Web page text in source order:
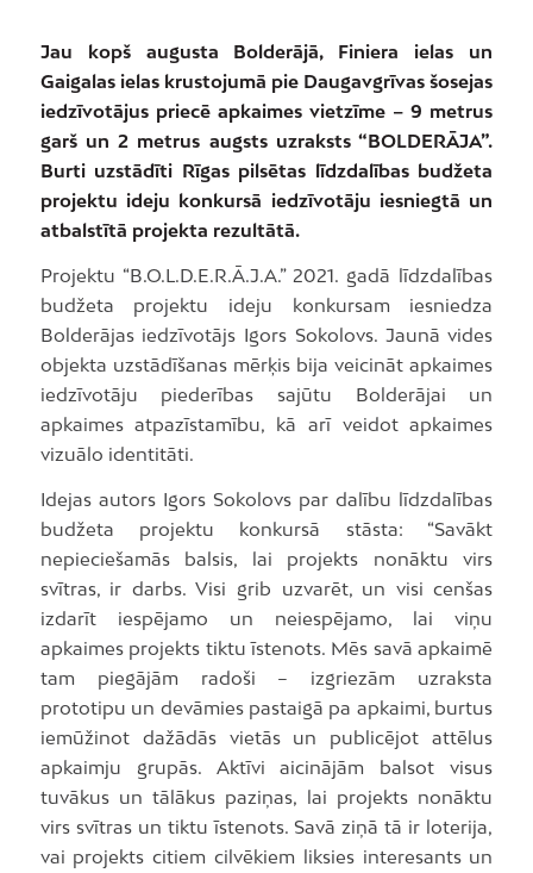
Jau kopš augusta Bolderājā, Finiera ielas un
Gaigalas ielas krustojumā pie Daugavgrīvas šosejas
iedzīvotājus priecē apkaimes vietzīme – 9 metrus
garš un 2 metrus augsts uzraksts “BOLDERĀJA”.
Burti uzstādīti Rīgas pilsētas līdzdalības budžeta
projektu ideju konkursā iedzīvotāju iesniegtā un
atbalstītā projekta rezultātā.
Projektu “B.O.L.D.E.R.Ā.J.A.” 2021. gadā līdzdalības
budžeta projektu ideju konkursam iesniedza
Bolderājas iedzīvotājs Igors Sokolovs. Jaunā vides
objekta uzstādīšanas mērķis bija veicināt apkaimes
iedzīvotāju piederības sajūtu Bolderājai un
apkaimes atpazīstamību, kā arī veidot apkaimes
vizuālo identitāti.
Idejas autors Igors Sokolovs par dalību līdzdalības
budžeta projektu konkursā stāsta: “Savākt
nepieciešamās balsis, lai projekts nonāktu virs
svītras, ir darbs. Visi grib uzvarēt, un visi cenšas
izdarīt iespējamo un neiespējamo, lai viņu
apkaimes projekts tiktu īstenots. Mēs savā apkaimē
tam piegājām radoši – izgriezām uzraksta
prototipu un devāmies pastaigā pa apkaimi, burtus
iemūžinot dažādās vietās un publicējot attēlus
apkaimju grupās. Aktīvi aicinājām balsot visus
tuvākus un tālākus paziņas, lai projekts nonāktu
virs svītras un tiktu īstenots. Savā ziņā tā ir loterija,
vai projekts citiem cilvēkiem liksies interesants un